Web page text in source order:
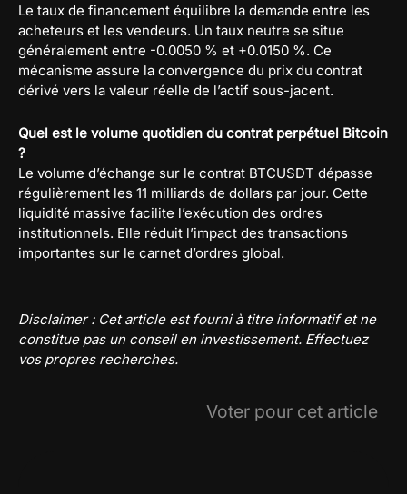
Le taux de financement équilibre la demande entre les
acheteurs et les vendeurs. Un taux neutre se situe
généralement entre -0.0050 % et +0.0150 %. Ce
mécanisme assure la convergence du prix du contrat
dérivé vers la valeur réelle de l’actif sous-jacent.
Quel est le volume quotidien du contrat perpétuel Bitcoin
?
Le volume d’échange sur le contrat BTCUSDT dépasse
régulièrement les 11 milliards de dollars par jour. Cette
liquidité massive facilite l’exécution des ordres
institutionnels. Elle réduit l’impact des transactions
importantes sur le carnet d’ordres global.
Disclaimer : Cet article est fourni à titre informatif et ne
constitue pas un conseil en investissement. Effectuez
vos propres recherches.
Voter pour cet article